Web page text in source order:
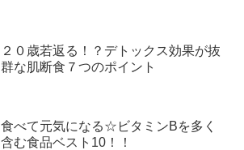
２０歳若返る！？デトックス効果が抜
群な肌断食７つのポイント
食べて元気になる☆ビタミンBを多く
含む食品ベスト10！！